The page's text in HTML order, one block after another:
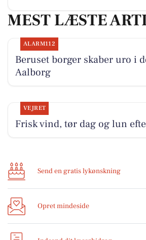
MEST LÆSTE
ALARM112
Beruset borger skaber uro i
Aalborg
VEJRET
Frisk vind, tør dag og lun
Send en gratis lykønskning
Opret mindeside